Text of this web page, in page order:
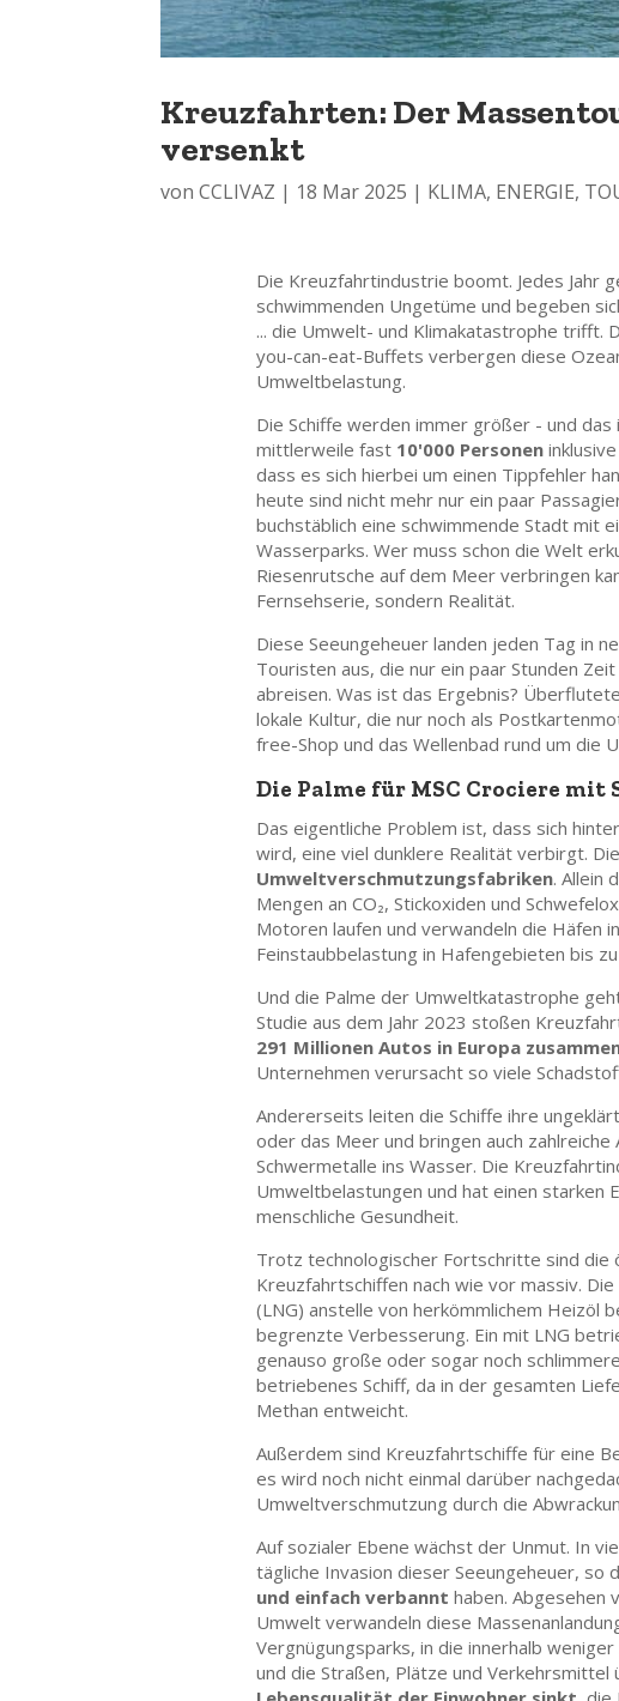
Kreuzfahrten: Der
versenkt
vonCCLIVAZ | 18 Mar 2025 | KLIMA, ENERGIE,
Die Kreuzfahrtindustrie boomt. Jedes Jahr
schwimmenden Ungetüme und begeben
... die Umwelt- und Klimakatastrophe trifft.
you-can-eat-Buffets verbergen diese
Umweltbelastung.
Die Schiffe werden immer größer - und
mittlerweile fast 10'000 Personen
dass es sich hierbei um einen Tippfehler
heute sind nicht mehr nur ein paar
buchstäblich eine schwimmende Stadt mit
Wasserparks. Wer muss schon die Welt
Riesenrutsche auf dem Meer verbringen
Fernsehserie, sondern Realität.
Diese Seeungeheuer landen jeden Tag in
Touristen aus, die nur ein paar Stunden
abreisen. Was ist das Ergebnis?
lokale Kultur, die nur noch als
free-Shop und das Wellenbad rund um die
Die Palme für MSC Crociere mit
Das eigentliche Problem ist, dass sich
wird, eine viel dunklere Realität verbirgt.
Umweltverschmutzungsfabriken. Allein
Mengen an CO₂, Stickoxiden und
Motoren laufen und verwandeln die Häfen
Feinstaubbelastung in Hafengebieten bis zu
Und die Palme der Umweltkatastrophe
Studie aus dem Jahr 2023 stoßen
291 Millionen Autos in Europa
Unternehmen verursacht so viele
Andererseits leiten die Schiffe ihre
oder das Meer und bringen auch
Schwermetalle ins Wasser. Die
Umweltbelastungen und hat einen starken
menschliche Gesundheit.
Trotz technologischer Fortschritte sind die
Kreuzfahrtschiffen nach wie vor massiv.
(LNG) anstelle von herkömmlichem Heizöl
begrenzte Verbesserung. Ein mit LNG
genauso große oder sogar noch
betriebenes Schiff, da in der gesamten
Methan entweicht.
Außerdem sind Kreuzfahrtschiffe für eine
es wird noch nicht einmal darüber
Umweltverschmutzung durch die
Auf sozialer Ebene wächst der Unmut. In
tägliche Invasion dieser Seeungeheuer, so
und einfach verbannt haben. Abgesehen
Umwelt verwandeln diese
Vergnügungsparks, in die innerhalb
und die Straßen, Plätze und Verkehrsmittel